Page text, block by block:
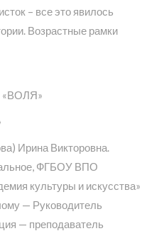
– все это явилось
Возрастные рамки
Ирина Викторовна.
ФГБОУ ВПО
культуры и искусства»
— Руководитель
— преподаватель